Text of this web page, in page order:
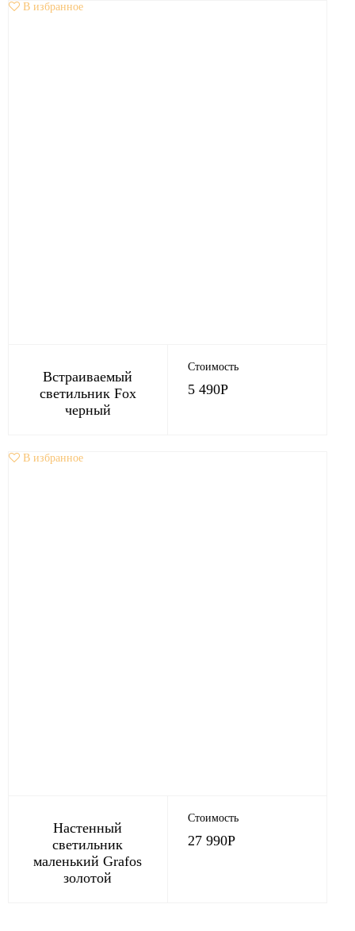
В избранное
Встраиваемый
светильник Fox
черный
Стоимость
5 490Р
В избранное
Настенный
светильник
маленький Grafos
золотой
Стоимость
27 990Р